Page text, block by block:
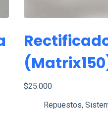
$25.000
Repuestos,